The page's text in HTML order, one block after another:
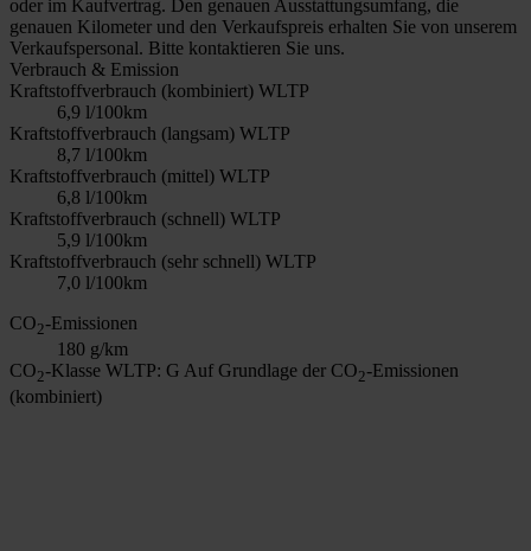
oder im Kaufvertrag. Den genauen Ausstattungsumfang, die
genauen Kilometer und den Verkaufspreis erhalten Sie von unserem
Verkaufspersonal. Bitte kontaktieren Sie uns.
Verbrauch & Emission
Kraftstoffverbrauch (kombiniert) WLTP
6,9 l/100km
Kraftstoffverbrauch (langsam) WLTP
8,7 l/100km
Kraftstoffverbrauch (mittel) WLTP
6,8 l/100km
Kraftstoffverbrauch (schnell) WLTP
5,9 l/100km
Kraftstoffverbrauch (sehr schnell) WLTP
7,0 l/100km
CO2-Emissionen
180 g/km
CO2-Klasse WLTP: G Auf Grundlage der CO2-Emissionen
(kombiniert)